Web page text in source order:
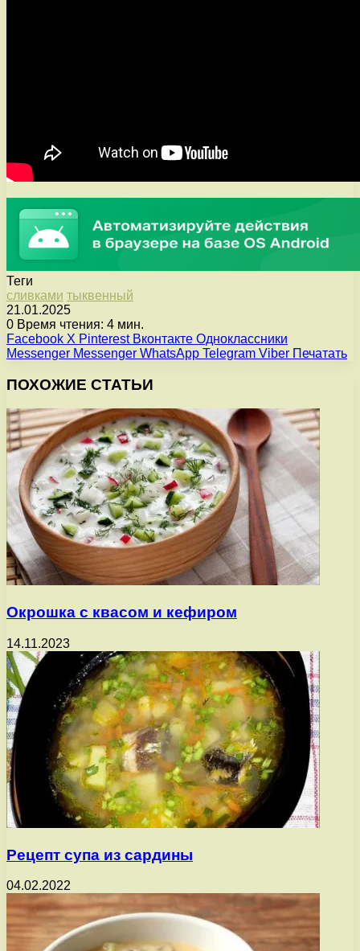
Теги
сливками тыквенный
21.01.2025
0 Время чтения: 4 мин.
Facebook X Pinterest Вконтакте Одноклассники
Messenger Messenger WhatsApp Telegram Viber Печатать
ПОХОЖИЕ СТАТЬИ
Окрошка с квасом и кефиром
14.11.2023
Рецепт супа из сардины
04.02.2022